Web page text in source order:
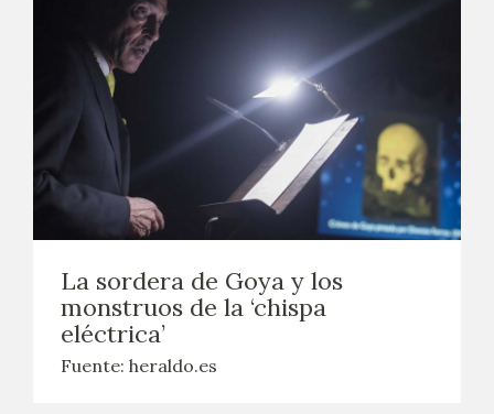
La sordera de Goya y los
monstruos de la ‘chispa
eléctrica’
Fuente: heraldo.es